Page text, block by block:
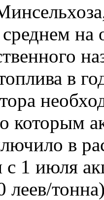
на
в
которым
в
с 1 июля
леев/